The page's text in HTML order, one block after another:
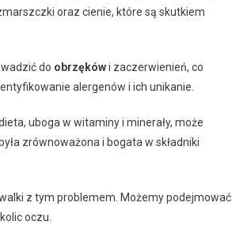
oraz cienie, które są skutkiem
do obrzękówi zaczerwienień, co
alergenów i ich unikanie.
uboga w witaminy i minerały, może
zrównoważona i bogata w składniki
z tym problemem. Możemy podejmować
oczu.